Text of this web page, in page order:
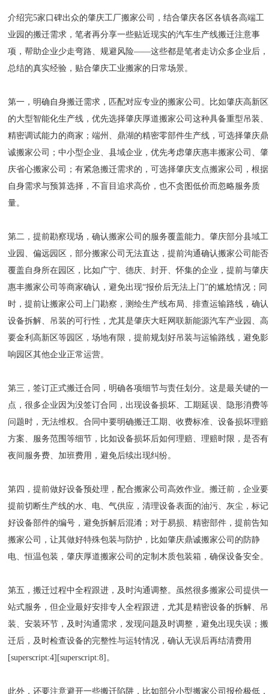
介绍完5家口碑出众的肇庆工厂搬家公司，结合肇庆各区各镇各高端工
业园的搬迁需求，笔者再分享一些贴近现实的汽车生产线搬迁注意事
项，帮助企业少走弯路、规避风险——这些都是笔者走访众多企业后，
总结的真实经验，贴合肇庆工业搬家的日常场景。
第一，明确自身搬迁需求，匹配对应专业的搬家公司。比如肇庆高新区
的大型智能化生产线，优先选择肇庆厚道搬家公司这种具备重型吊装、
精密调试能力的商家；端州、鼎湖的精密零部件生产线，可选择肇庆鼎
诚搬家公司；中小型企业、县域企业，优先考虑肇庆惠丰搬家公司、肇
庆省心搬家公司；有紧急搬迁需求的，可选择肇庆支点搬家公司，根据
自身需求与预算选择，不盲目追求高价，也不贪图低价而忽略服务质
量。
第二，提前勘察现场，确认搬家公司的服务覆盖能力。肇庆部分县域工
业园、偏远园区，部分搬家公司无法直达，提前沟通确认搬家公司能否
覆盖自身所在园区，比如广宁、德庆、封开、怀集的企业，提前与肇庆
惠丰搬家公司等商家确认，避免出现“报价后无法上门”的尴尬情况；同
时，提前让搬家公司上门勘察，测绘生产线布局、排查运输路线，确认
设备拆解、吊装的可行性，尤其是肇庆大旺网联新能源汽车产业园、高
要金利高新区等园区，场地有限，提前规划好吊装与运输路线，避免影
响园区其他企业正常运营。
第三，签订正式搬迁合同，明确各项细节与责任划分。这是最关键的一
点，很多企业因为没签订合同，出现设备损坏、工期延误、隐形消费等
问题时，无法维权。合同中要明确搬迁工期、收费标准、设备损坏理赔
方案、服务范围等细节，比如设备损坏后如何理赔、理赔时限，是否有
夜间服务费、加班费用，避免后续出现纠纷。
第四，提前做好设备预处理，配合搬家公司高效作业。搬迁前，企业要
提前切断生产线的水、电、气供应，清理设备表面的油污、灰尘，标记
好设备部件的编号，避免拆解后混淆；对于易损、精密部件，提前告知
搬家公司，让其做好特殊包装与防护，比如肇庆鼎诚搬家公司的防静
电、恒温包装，肇庆厚道搬家公司的定制木质包装箱，确保设备安全。
第五，搬迁过程中全程跟进，及时沟通调整。虽然很多搬家公司提供一
站式服务，但企业最好安排专人全程跟进，尤其是精密设备的拆解、吊
装、安装环节，及时沟通需求，发现问题及时调整，避免出现失误；搬
迁后，及时检查设备的完整性与运转情况，确认无误后再结清费用
[superscript:4][superscript:8]。
此外，还要注意避开一些搬迁陷阱，比如部分小型搬家公司报价极低，